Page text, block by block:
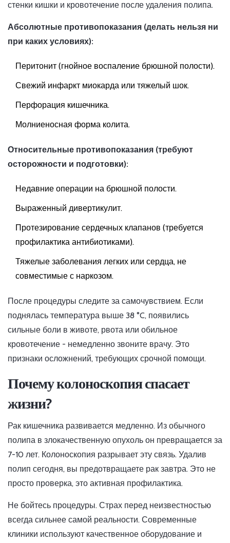
стенки кишки и кровотечение после удаления полипа.
Абсолютные противопоказания (делать нельзя ни
при каких условиях):
Перитонит (гнойное воспаление брюшной полости).
Свежий инфаркт миокарда или тяжелый шок.
Перфорация кишечника.
Молниеносная форма колита.
Относительные противопоказания (требуют
осторожности и подготовки):
Недавние операции на брюшной полости.
Выраженный дивертикулит.
Протезирование сердечных клапанов (требуется
профилактика антибиотиками).
Тяжелые заболевания легких или сердца, не
совместимые с наркозом.
После процедуры следите за самочувствием. Если
поднялась температура выше 38 °C, появились
сильные боли в животе, рвота или обильное
кровотечение - немедленно звоните врачу. Это
признаки осложнений, требующих срочной помощи.
Почему колоноскопия спасает
жизни?
Рак кишечника развивается медленно. Из обычного
полипа в злокачественную опухоль он превращается за
7-10 лет. Колоноскопия разрывает эту связь. Удалив
полип сегодня, вы предотвращаете рак завтра. Это не
просто проверка, это активная профилактика.
Не бойтесь процедуры. Страх перед неизвестностью
всегда сильнее самой реальности. Современные
клиники используют качественное оборудование и